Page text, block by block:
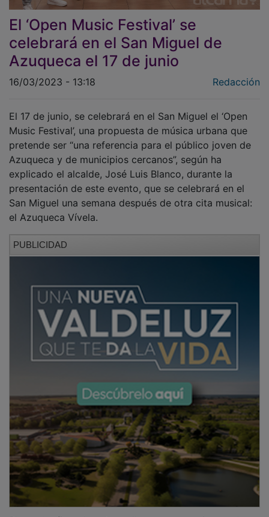
El ‘Open Music Festival’ se
celebrará en el San Miguel de
Azuqueca el 17 de junio
16/03/2023 - 13:18
Music Festival’, una propuesta de música urbana que
pretende ser “una referencia para el público joven de
Azuqueca y de municipios cercanos”, según ha
explicado el alcalde, José Luis Blanco, durante la
presentación de este evento, que se celebrará en el
San Miguel una semana después de otra cita musical:
el Azuqueca Vívela.